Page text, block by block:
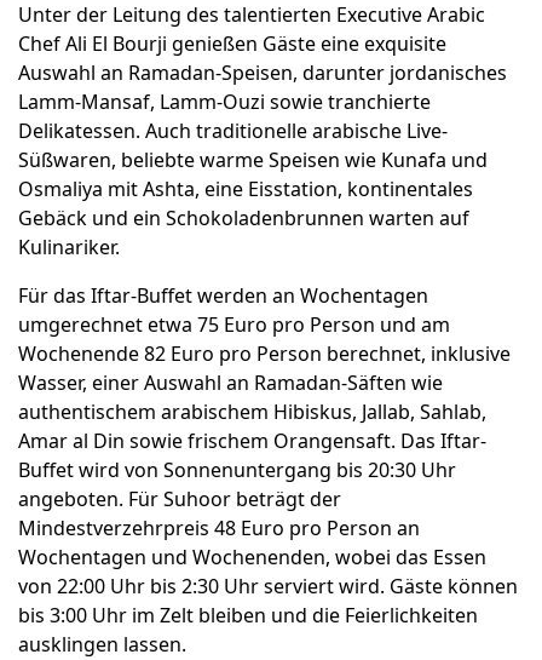
Unter der Leitung des talentierten Executive Arabic
Chef Ali El Bourji genießen Gäste eine exquisite
Auswahl an Ramadan-Speisen, darunter jordanisches
Lamm-Mansaf, Lamm-Ouzi sowie tranchierte
Delikatessen. Auch traditionelle arabische Live-
Süßwaren, beliebte warme Speisen wie Kunafa und
Osmaliya mit Ashta, eine Eisstation, kontinentales
Gebäck und ein Schokoladenbrunnen warten auf
Kulinariker.
Für das Iftar-Buffet werden an Wochentagen
umgerechnet etwa 75 Euro pro Person und am
Wochenende 82 Euro pro Person berechnet, inklusive
Wasser, einer Auswahl an Ramadan-Säften wie
authentischem arabischem Hibiskus, Jallab, Sahlab,
Amar al Din sowie frischem Orangensaft. Das Iftar-
Buffet wird von Sonnenuntergang bis 20:30 Uhr
angeboten. Für Suhoor beträgt der
Mindestverzehrpreis 48 Euro pro Person an
Wochentagen und Wochenenden, wobei das Essen
von 22:00 Uhr bis 2:30 Uhr serviert wird. Gäste können
bis 3:00 Uhr im Zelt bleiben und die Feierlichkeiten
ausklingen lassen.